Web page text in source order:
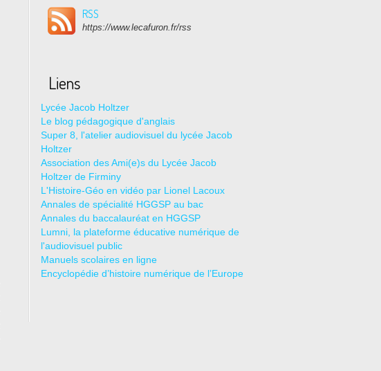
RSS
https://www.lecafuron.fr/rss
Liens
Lycée Jacob Holtzer
Le blog pédagogique d'anglais
Super 8, l'atelier audiovisuel du lycée Jacob
Holtzer
Association des Ami(e)s du Lycée Jacob
Holtzer de Firminy
L'Histoire-Géo en vidéo par Lionel Lacoux
Annales de spécialité HGGSP au bac
Annales du baccalauréat en HGGSP
Lumni, la plateforme éducative numérique de
l'audiovisuel public
Manuels scolaires en ligne
Encyclopédie d’histoire numérique de l’Europe